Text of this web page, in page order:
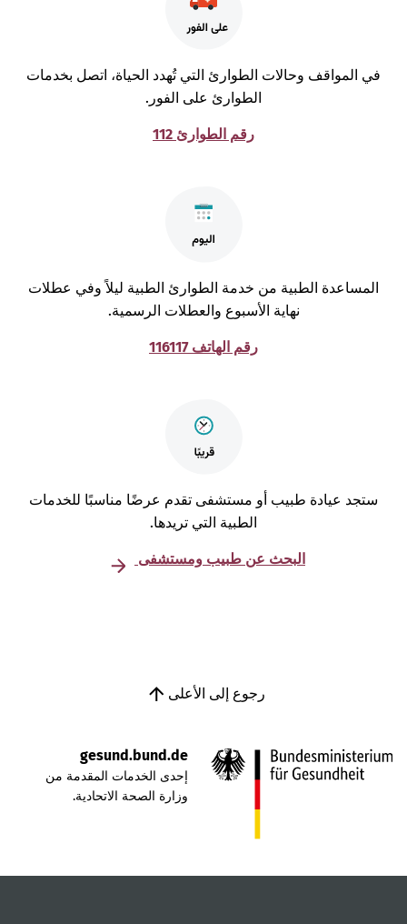
المواقف وحالات الطوارئ التي تُهدد الحياة، اتصل بخدمات
الطوارئ على الفور.
رقم الطوارئ 112
الطبية من خدمة الطوارئ الطبية ليلاً وفي عطلات
نهاية الأسبوع والعطلات الرسمية.
رقم الهاتف 116117
عيادة طبيب أو مستشفى تقدم عرضًا مناسبًا للخدمات
الطبية التي تريدها.
البحث عن طبيب ومستشفى
رجوع إلى الأعلى
gesund.bund.de
إحدى الخدمات المقدمة من
وزارة الصحة الاتحادية.